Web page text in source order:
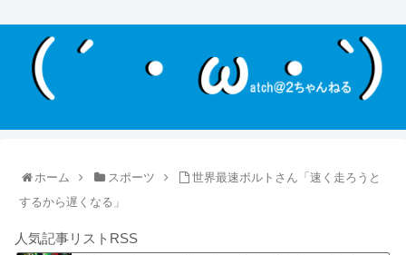
ホーム スポーツ
世界最速ボルトさん「速く走ろうと
するから遅くなる」
人気記事リストRSS